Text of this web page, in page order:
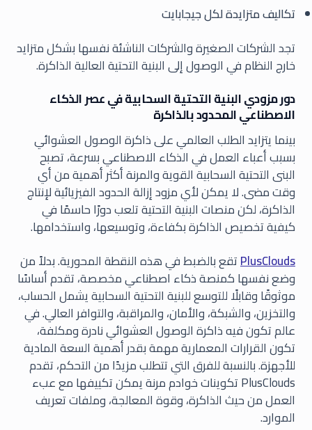
تكاليف متزايدة لكل جيجابايت
تجد الشركات الصغيرة والشركات الناشئة نفسها بشكل متزايد
خارج النظام في الوصول إلى البنية التحتية العالية الذاكرة.
دور مزودي البنية التحتية السحابية في عصر الذكاء
الاصطناعي المحدود بالذاكرة
بينما يتزايد الطلب العالمي على ذاكرة الوصول العشوائي
بسبب أعباء العمل في الذكاء الاصطناعي بسرعة، تصبح
البنى التحتية السحابية القوية والمرنة أكثر أهمية من أي
وقت مضى. لا يمكن لأي مزود إزالة الحدود الفيزيائية لإنتاج
الذاكرة، لكن منصات البنية التحتية تلعب دورًا حاسمًا في
كيفية تخصيص الذاكرة بكفاءة، وتوسيعها، واستخدامها.
PlusCloudsتقع بالضبط في هذه النقطة المحورية. بدلاً من
وضع نفسها كمنصة ذكاء اصطناعي مخصصة، تقدم أساسًا
موثوقًا وقابلًا للتوسع للبنية التحتية السحابية يشمل الحساب،
والتخزين، والشبكة، والأمان، والمراقبة، والتوافر العالي. في
عالم تكون فيه ذاكرة الوصول العشوائي نادرة ومكلفة،
تكون القرارات المعمارية مهمة بقدر أهمية السعة المادية
للأجهزة. بالنسبة للفرق التي تتطلب مزيدًا من التحكم، تقدم
PlusClouds تكوينات خوادم مرنة يمكن تكييفها مع عبء
العمل من حيث الذاكرة، وقوة المعالجة، وملفات تعريف
الموارد.